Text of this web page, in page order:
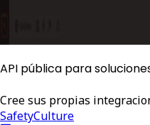
API pública para
Cree sus propias
SafetyCulture